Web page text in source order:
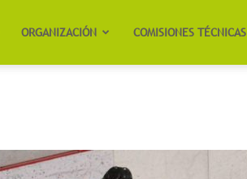
ORGANIZACIÓN COMISIONES TÉCNICAS